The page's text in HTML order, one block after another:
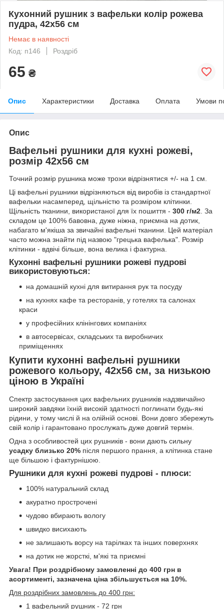
Кухонний рушник з вафельки колір рожева
пудра, 42х56 см
Немає в наявності
Код: п146
Роздріб
65 ₴
Опис Характеристики Доставка Оплата Умови
Опис
Вафельні рушники для кухні рожеві,
розмір 42х56 см
Точний розмір рушника може трохи відрізнятися +/- на 1 см.
Ці вафельні рушники відрізняються від виробів із стандартної
вафельки насамперед, щільністю та розміром клітинки.
Щільність тканини, використаної для їх пошиття - 300 г/м2. За
складом це 100% бавовна, дуже ніжна, приємна на дотик,
набагато м'якіша за звичайні вафельні тканини. Цей матеріал
часто можна знайти під назвою "грецька вафелька". Розмір
клітинки - вдвічі більше, вона велика і фактурна.
Кухонні вафельні рушники рожеві пудрові
використовуються:
на домашній кухні для витирання рук та посуду
на кухнях кафе та ресторанів, у готелях та салонах
краси
у професійних клінінгових компаніях
в автосервісах, складських та виробничих
приміщеннях
Купити кухонні вафельні рушники
рожевого кольору, 42х56 см, за низькою
ціною в Україні
Спектр застосування цих вафельних рушників надзвичайно
широкий завдяки їхній високій здатності поглинати будь-які
рідини, у тому числі й на олійній основі. Вони довго збережуть
свій колір і гарантовано прослужать дуже довгий термін.
Одна з особливостей цих рушників - вони дають сильну
усадку близько 20% після першого прання, а клітинка стане
ще більшою і фактурнішою.
Рушники для кухні рожеві пудрові - плюси:
100% натуральний склад
акуратно прострочені
чудово вбирають вологу
швидко висихають
не залишають ворсу на тарілках та інших поверхнях
на дотик не жорсткі, м'які та приємні
Увага! При роздрібному замовленні до 400 грн в
асортименті, зазначена ціна збільшується на 10%.
Для роздрібних замовлень до 400 грн:
1 вафельний рушник - 72 грн